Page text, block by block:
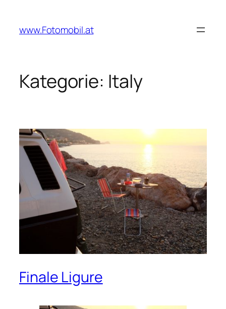
springen
www.Fotomobil.at
Kategorie: Italy
Finale Ligure